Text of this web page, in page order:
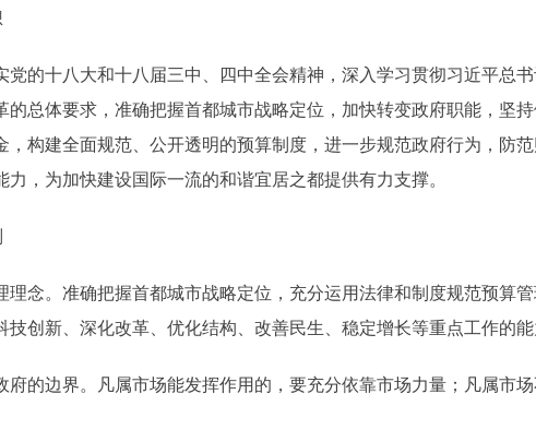
十八大和十八届三中、四中全会精神，深入学习贯彻习近平总
的总体要求，准确把握首都城市战略定位，加快转变政府职能，坚
，构建全面规范、公开透明的预算制度，进一步规范政府行为，防
力，为加快建设国际一流的和谐宜居之都提供有力支撑。
。准确把握首都城市战略定位，充分运用法律和制度规范预算
技创新、深化改革、优化结构、改善民生、稳定增长等重点工作的能
边界。凡属市场能发挥作用的，要充分依靠市场力量；凡属市